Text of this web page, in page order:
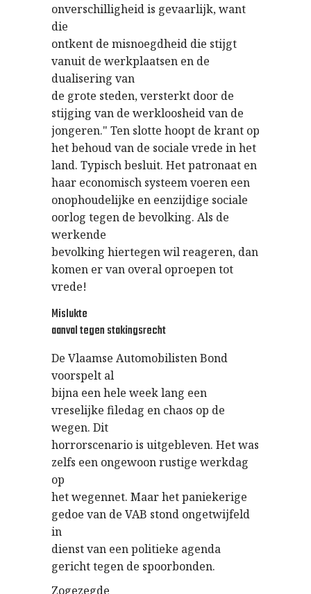
onverschilligheid is gevaarlijk, want
die
ontkent de misnoegdheid die stijgt
vanuit de werkplaatsen en de
dualisering van
de grote steden, versterkt door de
stijging van de werkloosheid van de
jongeren." Ten slotte hoopt de krant op
het behoud van de sociale vrede in het
land. Typisch besluit. Het patronaat en
haar economisch systeem voeren een
onophoudelijke en eenzijdige sociale
oorlog tegen de bevolking. Als de
werkende
bevolking hiertegen wil reageren, dan
komen er van overal oproepen tot
vrede!
Mislukte
aanval tegen stakingsrecht
De Vlaamse Automobilisten Bond
voorspelt al
bijna een hele week lang een
vreselijke filedag en chaos op de
wegen. Dit
horrorscenario is uitgebleven. Het was
zelfs een ongewoon rustige werkdag
op
het wegennet. Maar het paniekerige
gedoe van de VAB stond ongetwijfeld
in
dienst van een politieke agenda
gericht tegen de spoorbonden.
Zogezegde